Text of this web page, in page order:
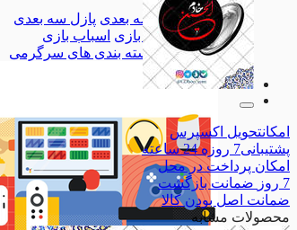
پازل سه بعدی پازل سه بعدی
اسباب بازی اسباب بازی
همه دسته بندی های سرگرمی
امکانتحویل اکسپرس
پشتیبانی7 روزه 24 ساعته
امکان پرداخت در محل
7 روز
ضمانت بازگشت
ضمانت اصل بودن کالا
محصولات مشابه